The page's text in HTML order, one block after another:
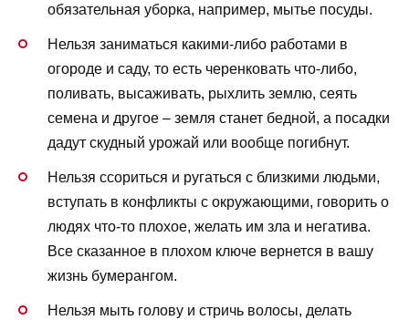
обязательная уборка, например, мытье посуды.
Нельзя заниматься какими-либо работами в
огороде и саду, то есть черенковать что-либо,
поливать, высаживать, рыхлить землю, сеять
семена и другое – земля станет бедной, а посадки
дадут скудный урожай или вообще погибнут.
Нельзя ссориться и ругаться с близкими людьми,
вступать в конфликты с окружающими, говорить о
людях что-то плохое, желать им зла и негатива.
Все сказанное в плохом ключе вернется в вашу
жизнь бумерангом.
Нельзя мыть голову и стричь волосы, делать